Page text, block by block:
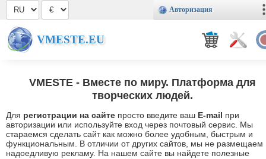
Авторизация
VMESTE.EU
VMESTE - Вместе по миру. Платформа для
творческих людей.
Для регистрации на сайте просто введите ваш E-mail при
авторизации или используйте вход через почтовый сервис. Мы
стараемся сделать сайт как можно более удобным, быстрым и
функциональным. В отличии от других сайтов, мы не размещаем
надоедливую рекламу. На нашем сайте вы найдете полезные